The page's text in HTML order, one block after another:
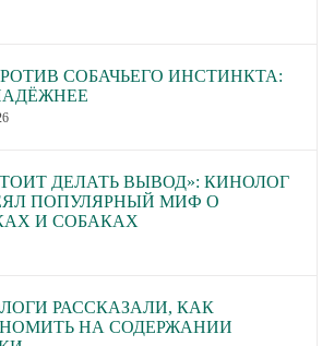
СОБАЧЬЕГО ИНСТИНКТА:
ДЕЛАТЬ ВЫВОД»: КИНОЛОГ
ПОПУЛЯРНЫЙ МИФ О
И СОБАКАХ
РАССКАЗАЛИ, КАК
НА СОДЕРЖАНИИ